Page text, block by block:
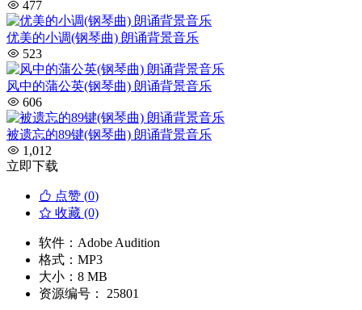
477
优美的小调(钢琴曲) 朗诵背景音乐
523
风中的蒲公英(钢琴曲) 朗诵背景音乐
606
被遗忘的89键(钢琴曲) 朗诵背景音乐
1,012
立即下载
点赞 (0)
收藏 (0)
软件： Adobe Audition
格式： MP3
大小： 8 MB
资源编号： 25801